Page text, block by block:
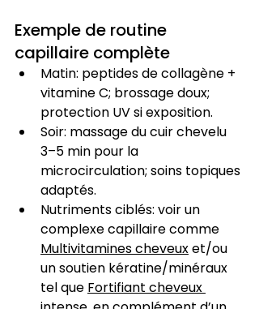
Exemple de routine
capillaire complète
Matin: peptides de collagène +
vitamine C; brossage doux;
protection UV si exposition.
Soir: massage du cuir chevelu
3–5 min pour la
microcirculation; soins topiques
adaptés.
Nutriments ciblés: voir un
complexe capillaire comme
Multivitamines cheveux et/ou
un soutien kératine/minéraux
tel que Fortifiant cheveux